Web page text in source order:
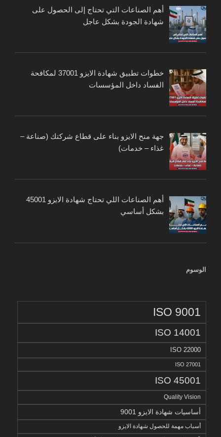
أهم الصناعات التي تحتاج إلى الحصول على
شهادة الجودة بشكل عاجل
خطوات تطبيق شهادة الايزو 37001 لمكافحة
الفساد داخل المؤسسات
جهة منح الايزو بناء على قطاع شركتك (صناعة –
غذاء – خدمات)
أهم الصناعات اللي تحتاج شهادة الايزو 45001
بشكل أساسي
الوسوم
ISO 9001
ISO 14001
ISO 22000
ISO 27001
ISO 45001
Quality Vision
أساسيات شهادة الايزو 9001
أسباب مهمة للحصول شهادة الايزو